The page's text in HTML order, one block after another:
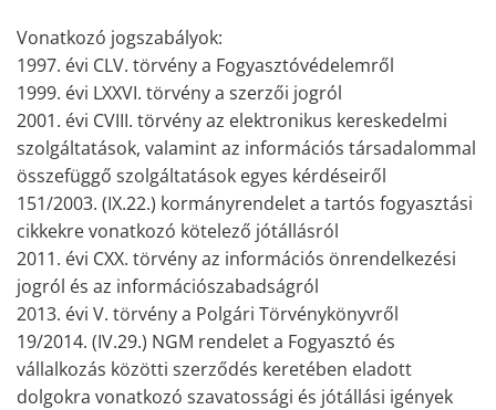
Vonatkozó jogszabályok:
1997. évi CLV. törvény a Fogyasztóvédelemről
1999. évi LXXVI. törvény a szerzői jogról
2001. évi CVIII. törvény az elektronikus kereskedelmi
szolgáltatások, valamint az információs társadalommal
összefüggő szolgáltatások egyes kérdéseiről
151/2003. (IX.22.) kormányrendelet a tartós fogyasztási
cikkekre vonatkozó kötelező jótállásról
2011. évi CXX. törvény az információs önrendelkezési
jogról és az információszabadságról
2013. évi V. törvény a Polgári Törvénykönyvről
19/2014. (IV.29.) NGM rendelet a Fogyasztó és
vállalkozás közötti szerződés keretében eladott
dolgokra vonatkozó szavatossági és jótállási igények